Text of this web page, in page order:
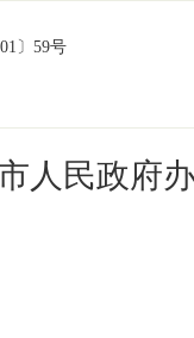
〕 59号
市人民政府